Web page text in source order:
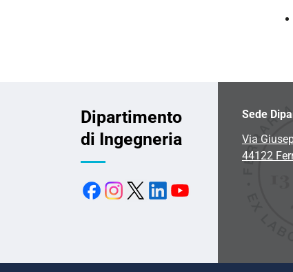
Dipartimento
di Ingegneria
Sede
Via
44122